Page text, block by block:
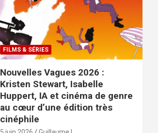
FILMS & SÉRIES
Nouvelles Vagues 2026 :
Kristen Stewart, Isabelle
Huppert, IA et cinéma de genre
au cœur d’une édition très
cinéphile